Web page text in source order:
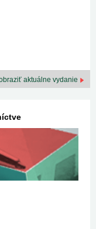
aktuálne vydanie